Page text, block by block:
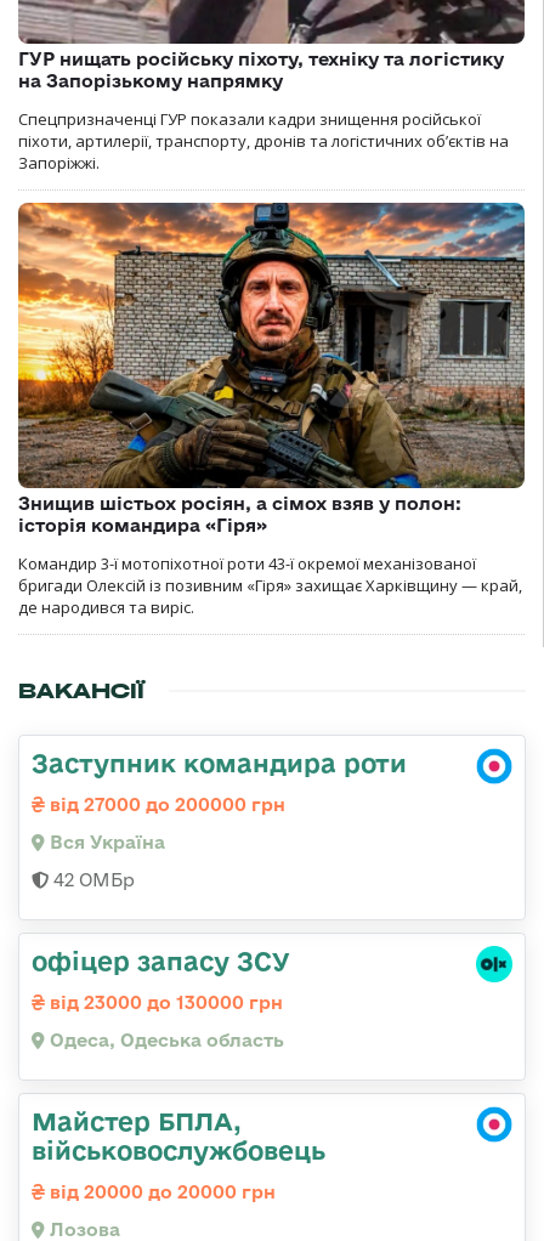
ГУР нищать російську піхоту, техніку та логістику
на Запорізькому напрямку
Спецпризначенці ГУР показали кадри знищення російської
піхоти, артилерії, транспорту, дронів та логістичних об’єктів на
Запоріжжі.
Знищив шістьох росіян, а сімох взяв у полон:
історія командира «Гіря»
Командир 3-ї мотопіхотної роти 43-ї окремої механізованої
бригади Олексій із позивним «Гіря» захищає Харківщину — край,
де народився та виріс.
ВАКАНСІЇ
Заступник командира роти
від 27000 до 200000 грн
Вся Україна
42 ОМБр
офіцер запасу ЗСУ
від 23000 до 130000 грн
Одеса, Одеська область
Майстер БПЛА,
військовослужбовець
від 20000 до 20000 грн
Лозова